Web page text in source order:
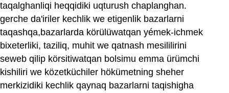
taqalghanliqi heqqidiki uqturush chaplanghan.
gerche da'iriler kechlik we etigenlik bazarlarni
taqashqa,bazarlarda körülüwatqan yémek-ichmek
bixeterliki, taziliq, muhit we qatnash mesililirini
seweb qilip körsitiwatqan bolsimu emma ürümchi
kishiliri we közetküchiler hökümetning sheher
merkizidiki kechlik qaynaq bazarlarni taqishigha